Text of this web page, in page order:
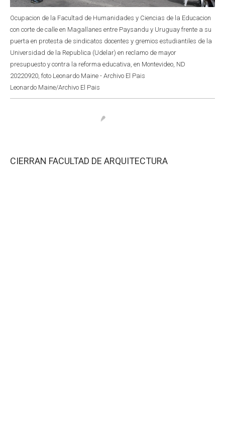
Ocupacion de la Facultad de Humanidades y Ciencias de la Educacion
con corte de calle en Magallanes entre Paysandu y Uruguay frente a su
puerta en protesta de sindicatos docentes y gremios estudiantiles de la
Universidad de la Republica (Udelar) en reclamo de mayor
presupuesto y contra la reforma educativa, en Montevideo, ND
20220920, foto Leonardo Maine - Archivo El Pais
Leonardo Maine/Archivo El Pais
CIERRAN FACULTAD DE ARQUITECTURA